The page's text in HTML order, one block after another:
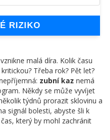
RIZIKO
malá díra. Kolik času
Třeba rok? Pět let?
zubní kaz nemá
Někdy se může vyvíjet
týdnů prorazit sklovinu a
signál bolesti, abyste šli k
který by mohl zachránit